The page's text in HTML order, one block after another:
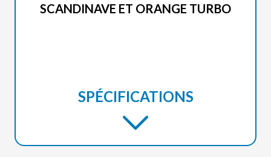
SCANDINAVE ET ORANGE TURBO
SPÉCIFICATIONS